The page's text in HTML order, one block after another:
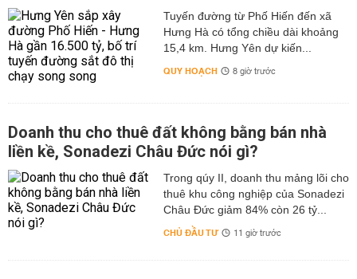
Tuyến đường từ Phố Hiến đến xã
Hưng Hà có tổng chiều dài khoảng
15,4 km. Hưng Yên dự kiến...
QUY HOẠCH 8 giờ trước
Doanh thu cho thuê đất không bằng bán nhà
liền kề, Sonadezi Châu Đức nói gì?
Trong qúy II, doanh thu mảng lõi cho
thuê khu công nghiệp của Sonadezi
Châu Đức giảm 84% còn 26 tỷ...
CHỦ ĐẦU TƯ 11 giờ trước